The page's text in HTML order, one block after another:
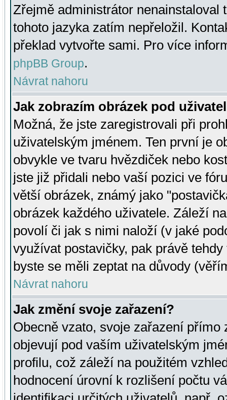
Zřejmě administrátor nenainstaloval
tohoto jazyka zatím nepřeložil.
překlad vytvořte sami. Pro více
phpBB Group.
Návrat nahoru
Jak zobrazím obrázek pod
Možná, že jste zaregistrovali při
uživatelským jménem. Ten první je
obvykle ve tvaru hvězdiček nebo
jste již přidali nebo vaší pozici ve
větší obrázek, známý jako
obrázek každého uživatele. Záleží
povolí či jak s nimi naloží (v jaké
využívat postavičky, pak právě
byste se měli zeptat na důvody
Návrat nahoru
Jak změní svoje zařazení?
Obecně vzato, svoje zařazení přímo
objevují pod vaším uživatelským
profilu, což záleží na použitém
hodnocení úrovní k rozlišení počtu